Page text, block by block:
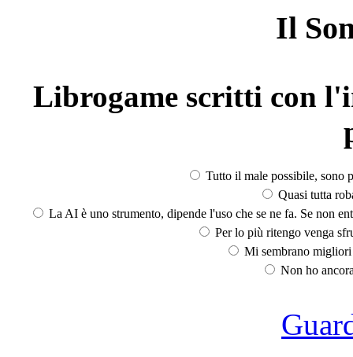
Il
Librogame scritti con
Tutto il male possibile, sono
Quasi tutta
La AI è uno strumento, dipende l'uso che se ne fa. Se non
Per lo più ritengo venga
Mi sembrano
Non ho